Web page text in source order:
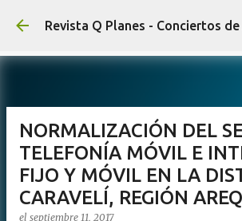
Ir al contenido
NORMALIZACIÓN DEL
TELEFONÍA MÓVIL E
FIJO Y MÓVIL EN LA
CARAVELÍ, REGIÓN
el septiembre 11, 2017